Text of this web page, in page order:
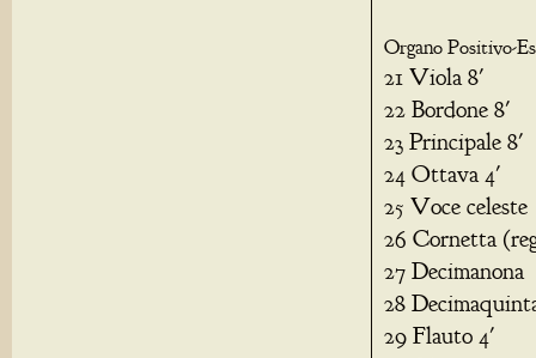
Organo Positivo-
21 Viola 8'
22 Bordone 8'
23 Principale 8'
24 Ottava 4'
25 Voce celeste
26 Cornetta
27 Decimanona
28
29 Flauto 4'